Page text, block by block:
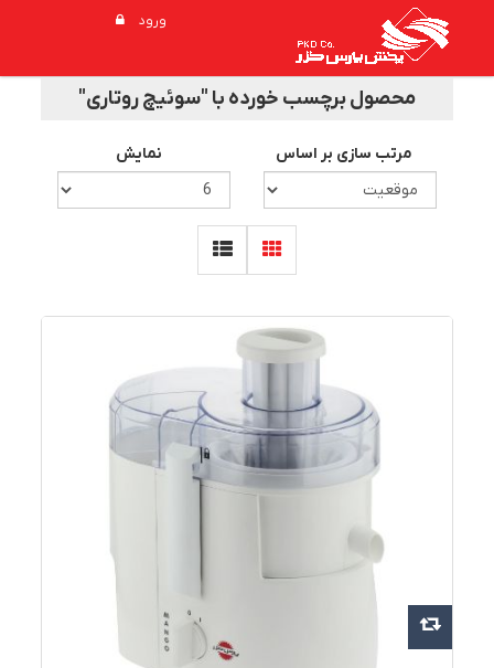
ورود
محصول برچسب خورده با "سوئیچ روتاری"
مرتب سازی بر اساس نمایش